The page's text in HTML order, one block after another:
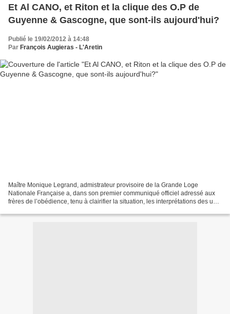
Et Al CANO, et Riton et la clique des O.P de
Guyenne & Gascogne, que sont-ils aujourd'hui?
Publié le 19/02/2012 à 14:48
Par François Augieras - L'Aretin
Maître Monique Legrand, admistrateur provisoire de la Grande Loge
Nationale Française a, dans son premier communiqué officiel adressé aux
frères de l’obédience, tenu à clairifier la situation, les interprétations des uns